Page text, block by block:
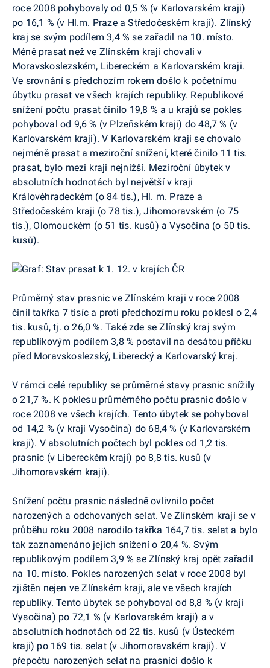
roce 2008 pohybovaly od 0,5 % (v Karlovarském kraji)
po 16,1 % (v Hl.m. Praze a Středočeském kraji). Zlínský
kraj se svým podílem 3,4 % se zařadil na 10. místo.
Méně prasat než ve Zlínském kraji chovali v
Moravskoslezském, Libereckém a Karlovarském kraji.
Ve srovnání s předchozím rokem došlo k početnímu
úbytku prasat ve všech krajích republiky. Republikové
snížení počtu prasat činilo 19,8 % a u krajů se pokles
pohyboval od 9,6 % (v Plzeňském kraji) do 48,7 % (v
Karlovarském kraji). V Karlovarském kraji se chovalo
nejméně prasat a meziroční snížení, které činilo 11 tis.
prasat, bylo mezi kraji nejnižší. Meziroční úbytek v
absolutních hodnotách byl největší v kraji
Královéhradeckém (o 84 tis.), Hl. m. Praze a
Středočeském kraji (o 78 tis.), Jihomoravském (o 75
tis.), Olomouckém (o 51 tis. kusů) a Vysočina (o 50 tis.
kusů).
Průměrný stav prasnic ve Zlínském kraji v roce 2008
činil takřka 7 tisíc a proti předchozímu roku poklesl o 2,4
tis. kusů, tj. o 26,0 %. Také zde se Zlínský kraj svým
republikovým podílem 3,8 % postavil na desátou příčku
před Moravskoslezský, Liberecký a Karlovarský kraj.
V rámci celé republiky se průměrné stavy prasnic snížily
o 21,7 %. K poklesu průměrného počtu prasnic došlo v
roce 2008 ve všech krajích. Tento úbytek se pohyboval
od 14,2 % (v kraji Vysočina) do 68,4 % (v Karlovarském
kraji). V absolutních počtech byl pokles od 1,2 tis.
prasnic (v Libereckém kraji) po 8,8 tis. kusů (v
Jihomoravském kraji).
Snížení počtu prasnic následně ovlivnilo počet
narozených a odchovaných selat. Ve Zlínském kraji se v
průběhu roku 2008 narodilo takřka 164,7 tis. selat a bylo
tak zaznamenáno jejich snížení o 20,4 %. Svým
republikovým podílem 3,9 % se Zlínský kraj opět zařadil
na 10. místo. Pokles narozených selat v roce 2008 byl
zjištěn nejen ve Zlínském kraji, ale ve všech krajích
republiky. Tento úbytek se pohyboval od 8,8 % (v kraji
Vysočina) po 72,1 % (v Karlovarském kraji) a v
absolutních hodnotách od 22 tis. kusů (v Ústeckém
kraji) po 169 tis. selat (v Jihomoravském kraji). V
přepočtu narozených selat na prasnici došlo k